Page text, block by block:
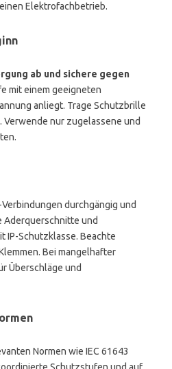
Elektrofachbetrieb.
ab und sichere gegen
mit einem geeigneten
anliegt. Trage Schutzbrille
Verwende nur zugelassene und
durchgängig und
Aderquerschnitte und
IP-Schutzklasse. Beachte
Bei mangelhafter
Überschläge und
Normen wie IEC 61643